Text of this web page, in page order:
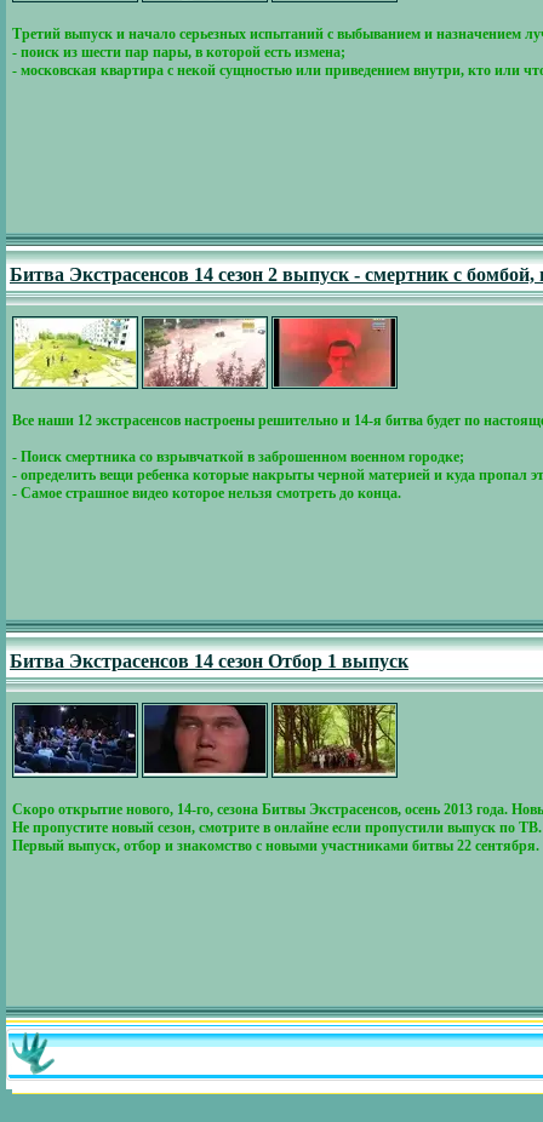
Третий выпуск и начало серьезных испытаний с выбыванием и назначением
- поиск из шести пар пары, в которой есть измена;
- московская квартира с некой сущностью или приведением внутри, кто или
Битва Экстрасенсов 14 сезон 2 выпуск - смертник с
Все наши 12 экстрасенсов настроены решительно и 14-я битва будет по
- Поиск смертника со взрывчаткой в заброшенном военном городке;
- определить вещи ребенка которые накрыты черной материей и куда пропал
- Самое страшное видео которое нельзя смотреть до конца.
Битва Экстрасенсов 14 сезон Отбор 1 выпуск
Скоро открытие нового, 14-го, сезона Битвы Экстрасенсов, осень 2013 года.
Не пропустите новый сезон, смотрите в онлайне если пропустили выпуск по ТВ.
Первый выпуск, отбор и знакомство с новыми участниками битвы 22 сентября.